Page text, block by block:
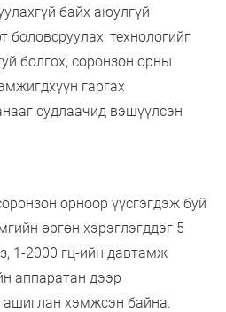
байх аюулгүй
технологийг
болгох, соронзон орны
гаргах
судлаачид вэшүүлсэн
орноор үүсгэгдэж буй
өргөн хэрэглэгддэг 5
1-2000 гц-ийн давтамж
аппаратан дээр
ашиглан хэмжсэн байна.